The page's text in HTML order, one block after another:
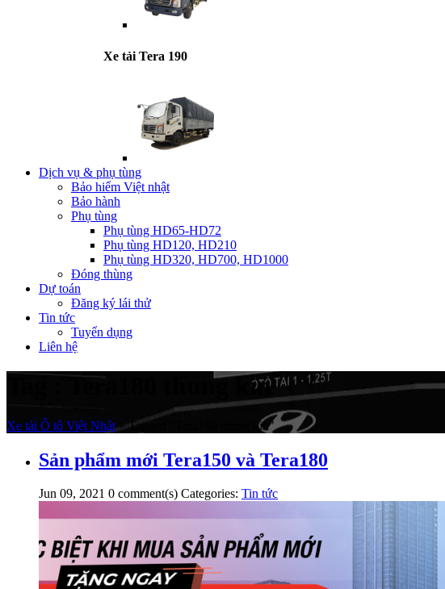
Xe tải Tera 190
Dịch vụ & phụ tùng
Bảo hiểm Việt nhật
Bảo hành
Phụ tùng
Phụ tùng HD65-HD72
Phụ tùng HD120, HD210
Phụ tùng HD320, HD700, HD1000
Đóng thùng
Dự toán
Đăng ký lái thử
Tin tức
Tuyển dụng
Liên hệ
Tag : Tera180 thung kin
Xe tải Ô tô Việt Nhật » Tagged "Tera180 thung kin"
Sản phẩm mới Tera150 và Tera180
Jun 09, 2021 0 comment(s) Categories: Tin tức